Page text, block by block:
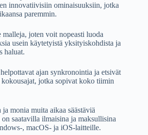
innovatiivisiin ominaisuuksiin, jotka
paremmin.
joten voit nopeasti luoda
usein käytetyistä yksityiskohdista ja
haluat.
ajan synkronointia ja etsivät
kokousajat, jotka sopivat koko tiimin
monia muita aikaa säästäviä
saatavilla ilmaisina ja maksullisina
, macOS- ja iOS-laitteille.